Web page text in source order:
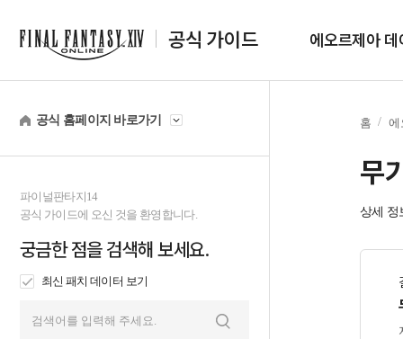
공식 가이드 에오르제아
공식 홈페이지 바로가기
파이널판타지14
공식 가이드에 오신 것을 환영합니다.
궁금한 점을 검색해 보세요.
최신 패치 데이터 보기
홈 에
무
상세 정